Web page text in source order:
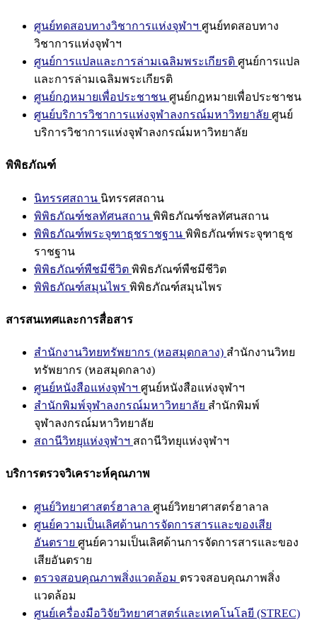
ศูนย์ทดสอบทางวิชาการแห่งจุฬาฯ ศูนย์ทดสอบทาง
วิชาการแห่งจุฬาฯ
ศูนย์การแปลและการล่ามเฉลิมพระเกียรติ ศูนย์การแปล
และการล่ามเฉลิมพระเกียรติ
ศูนย์กฎหมายเพื่อประชาชน ศูนย์กฎหมายเพื่อประชาชน
ศูนย์บริการวิชาการแห่งจุฬาลงกรณ์มหาวิทยาลัย ศูนย์
บริการวิชาการแห่งจุฬาลงกรณ์มหาวิทยาลัย
พิพิธภัณฑ์
นิทรรศสถาน นิทรรศสถาน
พิพิธภัณฑ์ชลทัศนสถาน พิพิธภัณฑ์ชลทัศนสถาน
พิพิธภัณฑ์พระจุฑาธุชราชฐาน พิพิธภัณฑ์พระจุฑาธุช
ราชฐาน
พิพิธภัณฑ์พืชมีชีวิต พิพิธภัณฑ์พืชมีชีวิต
พิพิธภัณฑ์สมุนไพร พิพิธภัณฑ์สมุนไพร
สารสนเทศและการสื่อสาร
สำนักงานวิทยทรัพยากร (หอสมุดกลาง) สำนักงานวิทย
ทรัพยากร (หอสมุดกลาง)
ศูนย์หนังสือแห่งจุฬาฯ ศูนย์หนังสือแห่งจุฬาฯ
สำนักพิมพ์จุฬาลงกรณ์มหาวิทยาลัย สำนักพิมพ์
จุฬาลงกรณ์มหาวิทยาลัย
สถานีวิทยุแห่งจุฬาฯ สถานีวิทยุแห่งจุฬาฯ
บริการตรวจวิเคราะห์คุณภาพ
ศูนย์วิทยาศาสตร์ฮาลาล ศูนย์วิทยาศาสตร์ฮาลาล
ศูนย์ความเป็นเลิศด้านการจัดการสารและของเสีย
อันตราย ศูนย์ความเป็นเลิศด้านการจัดการสารและของ
เสียอันตราย
ตรวจสอบคุณภาพสิ่งแวดล้อม ตรวจสอบคุณภาพสิ่ง
แวดล้อม
ศูนย์เครื่องมือวิจัยวิทยาศาสตร์และเทคโนโลยี (STREC)